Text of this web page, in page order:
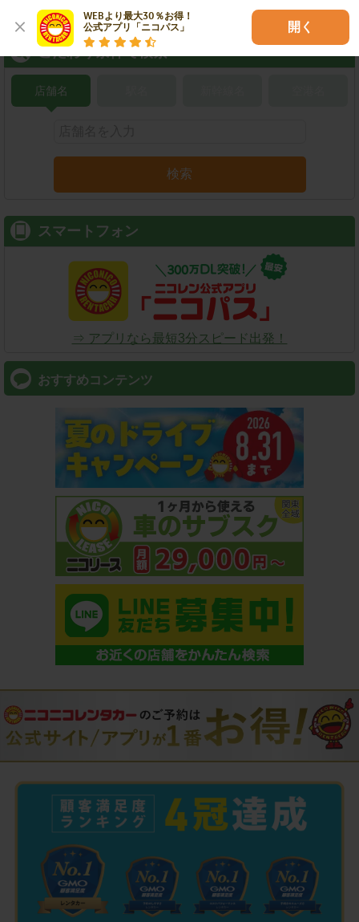
WEBより最大30％お得！
公式アプリ「ニコパス」
開く
こだわり条件で検索
店舗名
検索
スマートフォン
⇒ アプリなら最短3分スピード出発！
おすすめコンテンツ